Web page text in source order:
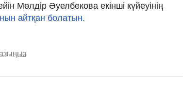
Мөлдір Әуелбекова екінші күйеуінің
айтқан болатын.